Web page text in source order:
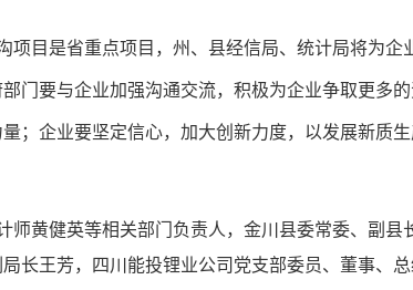
项目是省重点项目，州、县经信局、统计局将为
门要与企业加强沟通交流，积极为企业争取更多
；企业要坚定信心，加大创新力度，以发展新质
师黄健英等相关部门负责人，金川县委常委、副县
长王芳，四川能投锂业公司党支部委员、董事、